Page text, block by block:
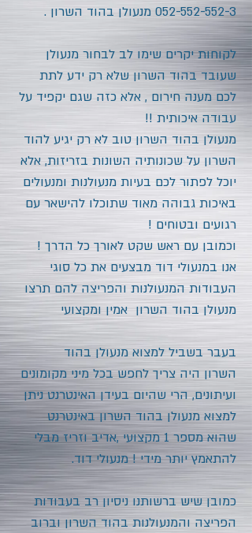
052-552-552-3 מנעולן בהוד השרון .
לקוחות יקרים שימו לב לבחור מנעולן
שעובדבהוד השרון שלא רק ידע לתת
לכם מענה חירום , אלא כזה שגם יקפיד על
עבודה איכותית !!
מנעולן בהוד השרון טוב לא רק יגיע להוד
השרון על שכונותיה השונות בזריזות, אלא
יוכל לפתור לכם בעיות מנעולנות ומנעולים
באיכות גבוהה מאוד שתוכלו להישאר עם
רגועים ובטוחים !
וכמובן עם ראש שקט לאורך כל הדרך !
אנו במנעולי דוד מבצעים את כל סוגי
העבודות המנעולנות והפריצה להם תרצו
מנעולן בהוד השרון אמין ומקצועי
בעבר בשביל למצוא מנעולן בהוד
השרון היה צריך לחפש בכל מיני מקומונים
ועיתונים, הרי שהיום בעידן האינטרנט ניתן
למצוא מנעולן בהוד השרון באינטרנט
שהוא מספר 1 מקצועי ,אדיב וזריז מבלי
להתאמץ יותר מידי ! מנעולי דוד.
כמובן שיש ברשותנו ניסיון רב בעבודות
הפריצה והמנעולנותבהוד השרון וברוב